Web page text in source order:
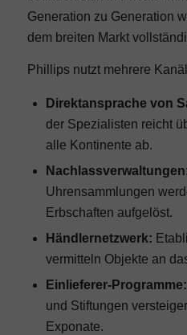
Generation zu Generation
dem breiten Markt
Phillips nutzt mehrere
Direktansprache von
der Spezialisten reicht
alle Kontinente ab.
Uhrensammlungen
Erbschaften aufgelöst.
Händlernetzwerk:
vermitteln Objekte an
Einlieferer-Programme:
und Stiftungen
Exponate.